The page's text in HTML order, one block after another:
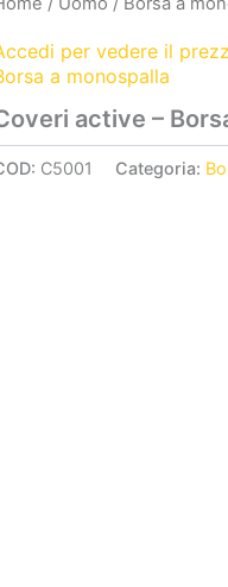
per vedere il
a monospalla
active –
C5001 Categoria: